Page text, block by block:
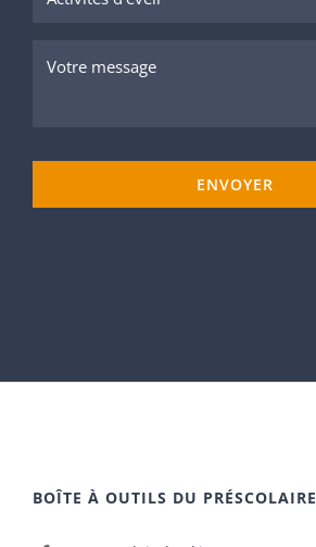
ENVOYER
BOÎTE À OUTILS DU PRÉSCOLAIRE